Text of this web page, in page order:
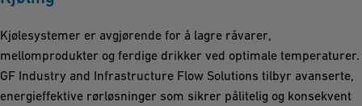
Kjølesystemer er avgjørende for å lagre råvarer,
mellomprodukter og ferdige drikker ved optimale temperaturer.
GF Industry and Infrastructure Flow Solutions tilbyr avanserte,
energieffektive rørløsninger som sikrer pålitelig og konsekvent